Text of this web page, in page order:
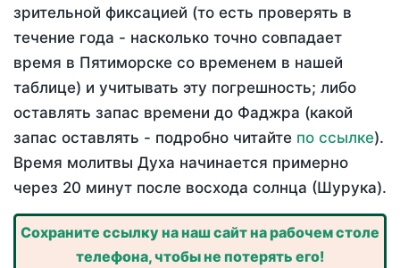
зрительной фиксацией (то есть проверять в
течение года - насколько точно совпадает
время в Пятиморске со временем в нашей
таблице) и учитывать эту погрешность; либо
оставлять запас времени до Фаджра (какой
запас оставлять - подробно читайте по ссылке).
Время молитвы Духа начинается примерно
через 20 минут после восхода солнца (Шурука).
Сохраните ссылку на наш сайт на рабочем столе
телефона, чтобы не потерять его!